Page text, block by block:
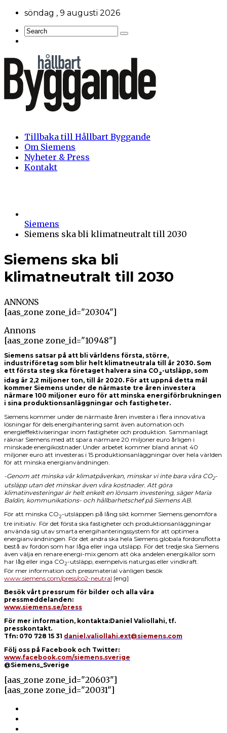
söndag , 9 augusti 2026
Tillbaka till Hållbart Byggande
Om Siemens
Nyheter & Press
Kontakt
Siemens
Siemens ska bli klimatneutralt till 2030
Siemens ska bli
klimatneutralt till 2030
ANNONS
[aas_zone zone_id="20304"]
Annons
[aas_zone zone_id="10948"]
Siemens satsar på att bli världens första, större,
industriföretag som blir helt klimatneutrala till år 2030. Som
ett första steg ska företaget halvera sina CO2-utsläpp, som
idag är 2,2 miljoner ton, till år 2020. För att uppnå detta mål
kommer Siemens under de närmaste tre åren investera
närmare 100 miljoner euro för att minska energiförbrukningen
i sina produktionsanläggningar och fastigheter.
Siemens kommer under de närmaste åren investera i flera innovativa
lösningar för dels energihantering samt även automation och
energieffektiviseringar inom fastigheter och produktion. Sammanlagt
räknar Siemens med att spara närmare 20 miljoner euro årligen i
minskade energikostnader.Under arbetet kommer bland annat 40
miljoner euro att investeras i 15 produktionsanläggningar över hela världen
för att minska energianvändningen.
-Genom att minska vår klimatpåverkan, minskar vi inte bara våra CO2-
utsläpp utan det minskar även våra kostnader. Att göra
klimatinvesteringar är helt enkelt en lönsam investering, säger Maria
Baldin, kommunikations- och hållbarhetschef på Siemens AB.
För att minska CO2-utsläppen på lång sikt kommer Siemens genomföra
tre initiativ. För det första ska fastigheter och produktionsanläggningar
använda sig utav smarta energihanteringssystem för att optimera
energianvändningen. För det andra ska hela Siemens globala fordonsflotta
bestå av fordon som har låga eller inga utsläpp. För det tredje ska Siemens
även välja en renare energi-mix genom att öka andelen energikällor som
har låg eller inga CO2-utsläpp, exempelvis naturgas eller vindkraft.
För mer information och pressmaterial vänligen besök
www.siemens.com/press/co2-neutral [eng]
Besök vårt pressrum för bilder och alla våra
pressmeddelanden:
www.siemens.se/press
För mer information, kontakta:Daniel Valiollahi, tf.
presskontakt.
Tfn: 070 728 15 31 daniel.valiollahi.ext@siemens.com
Följ oss på Facebook och Twitter:
www.facebook.com/siemens.sverige
@Siemens_Sverige
[aas_zone zone_id="20603"]
[aas_zone zone_id="20031"]